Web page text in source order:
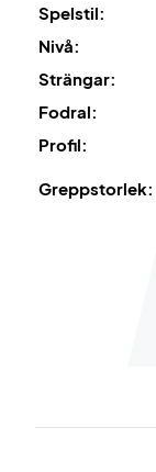
Spelstil:
Nivå:
Strängar:
Fodral:
Profil:
Greppstorlek: